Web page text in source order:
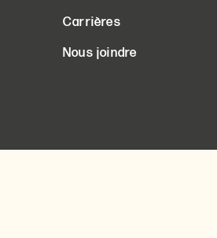
Carrières
Nous joindre